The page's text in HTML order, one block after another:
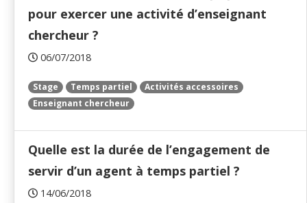
pour exercer une activité d’enseignant
chercheur ?
06/07/2018
Stage Temps partiel
Activités accessoires
Enseignant chercheur
Quelle est la durée de l’engagement de
servir d’un agent à temps partiel ?
14/06/2018